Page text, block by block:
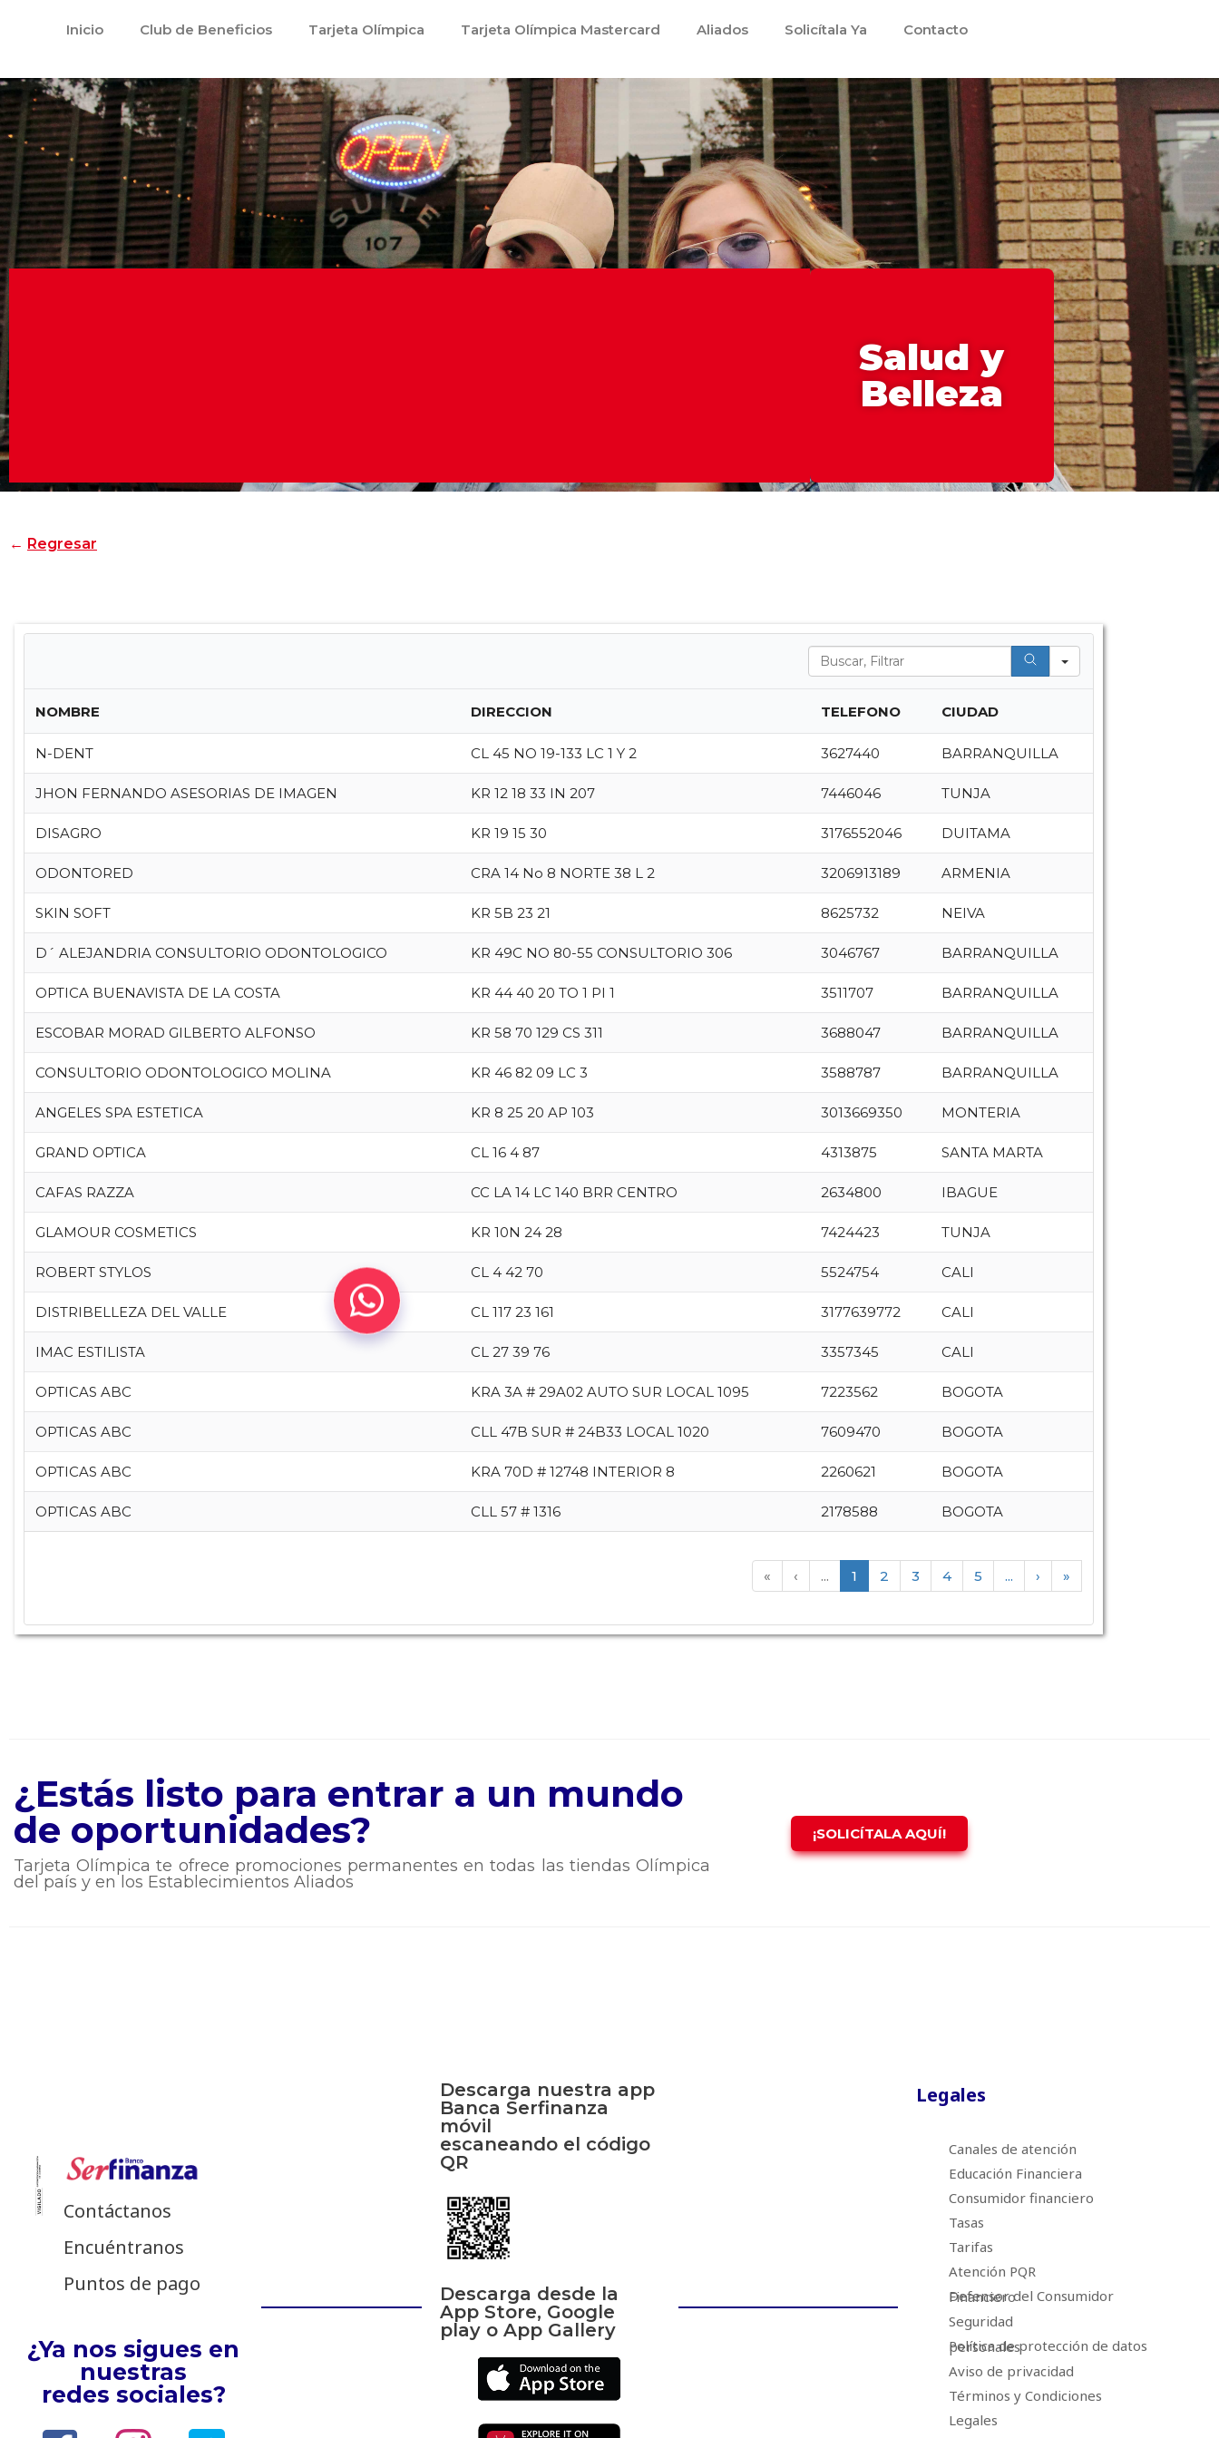
Inicio Club de Beneficios Tarjeta Olímpica Tarjeta Olímpica Mastercard Aliados Solicítala Ya Contacto
Salud y
Belleza
← Regresar
Search
NOMBRE DIRECCION TELEFONO CIUDAD
« ‹ ... 1 2 3 4 5 ... › »
N-DENT CL 45 NO 19-133 LC 1 Y 2 3627440 BARRANQUILLA
JHON FERNANDO ASESORIAS DE IMAGEN KR 12 18 33 IN 207 7446046 TUNJA
DISAGRO KR 19 15 30 3176552046 DUITAMA
ODONTORED CRA 14 No 8 NORTE 38 L 2 3206913189 ARMENIA
SKIN SOFT KR 5B 23 21 8625732 NEIVA
D´ ALEJANDRIA CONSULTORIO ODONTOLOGICO KR 49C NO 80-55 CONSULTORIO 306 3046767 BARRANQUILLA
OPTICA BUENAVISTA DE LA COSTA KR 44 40 20 TO 1 PI 1 3511707 BARRANQUILLA
ESCOBAR MORAD GILBERTO ALFONSO KR 58 70 129 CS 311 3688047 BARRANQUILLA
CONSULTORIO ODONTOLOGICO MOLINA KR 46 82 09 LC 3 3588787 BARRANQUILLA
ANGELES SPA ESTETICA KR 8 25 20 AP 103 3013669350 MONTERIA
GRAND OPTICA CL 16 4 87 4313875 SANTA MARTA
CAFAS RAZZA CC LA 14 LC 140 BRR CENTRO 2634800 IBAGUE
GLAMOUR COSMETICS KR 10N 24 28 7424423 TUNJA
ROBERT STYLOS CL 4 42 70 5524754 CALI
DISTRIBELLEZA DEL VALLE CL 117 23 161 3177639772 CALI
IMAC ESTILISTA CL 27 39 76 3357345 CALI
OPTICAS ABC KRA 3A # 29A02 AUTO SUR LOCAL 1095 7223562 BOGOTA
OPTICAS ABC CLL 47B SUR # 24B33 LOCAL 1020 7609470 BOGOTA
OPTICAS ABC KRA 70D # 12748 INTERIOR 8 2260621 BOGOTA
OPTICAS ABC CLL 57 # 1316 2178588 BOGOTA
¿Estás listo para entrar a un mundo
de oportunidades?
Tarjeta Olímpica te ofrece promociones permanentes en todas las tiendas Olímpica
del país y en los Establecimientos Aliados
¡SOLICÍTALA AQUÍ!
Contáctanos
Encuéntranos
Puntos de pago
¿Ya nos sigues en
nuestras
redes sociales?
Descarga nuestra app
Banca Serfinanza
móvil
escaneando el código
QR
Descarga desde la
App Store, Google
play o App Gallery
Legales
Canales de atención
Educación Financiera
Consumidor financiero
Tasas
Tarifas
Atención PQR
Defensor del Consumidor Financiero
Seguridad
Política de protección de datos personales
Aviso de privacidad
Términos y Condiciones
Legales